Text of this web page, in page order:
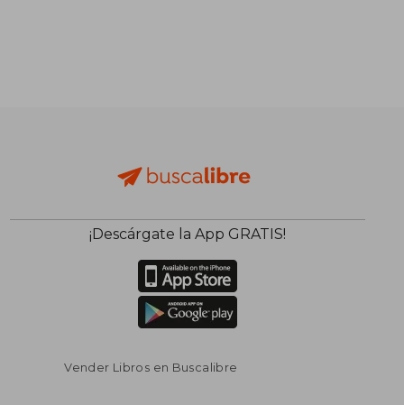
¡Descárgate la App GRATIS!
Vender Libros en Buscalibre